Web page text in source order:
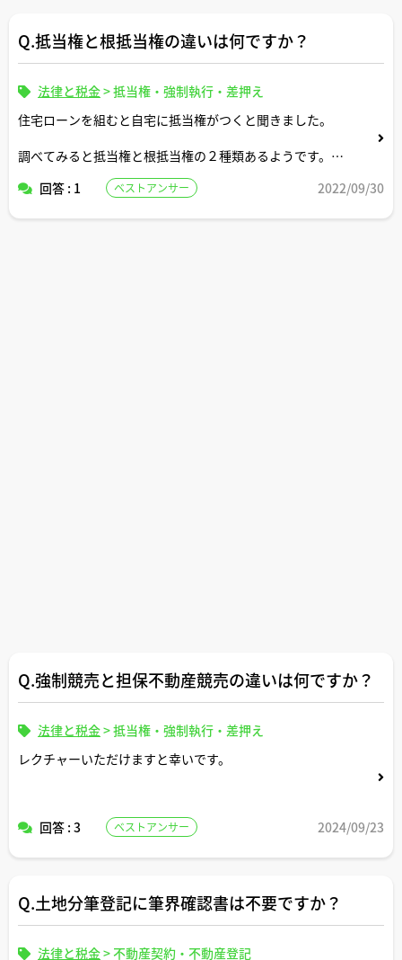
Q.抵当権と根抵当権の違いは何ですか？
法律と税金>抵当権・強制執行・差押え
住宅ローンを組むと自宅に抵当権がつくと聞きました。
調べてみると抵当権と根抵当権の２種類あるようです。
それぞれの違いは何ですか？
回答 : 1 ベストアンサー 2022/09/30
Q.強制競売と担保不動産競売の違いは何ですか？
法律と税金>抵当権・強制執行・差押え
レクチャーいただけますと幸いです。
回答 : 3 ベストアンサー 2024/09/23
Q.土地分筆登記に筆界確認書は不要ですか？
法律と税金>不動産契約・不動産登記